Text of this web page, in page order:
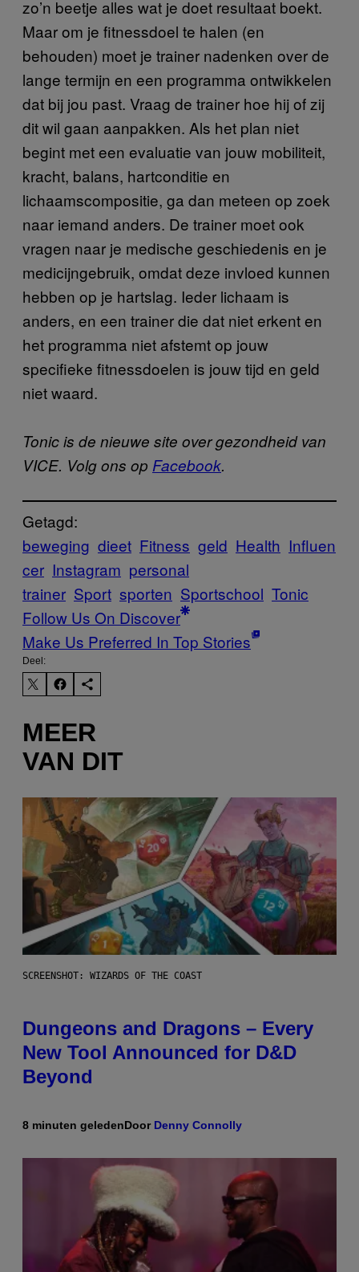
zo’n beetje alles wat je doet resultaat boekt.
Maar om je fitnessdoel te halen (en
behouden) moet je trainer nadenken over de
lange termijn en een programma ontwikkelen
dat bij jou past. Vraag de trainer hoe hij of zij
dit wil gaan aanpakken. Als het plan niet
begint met een evaluatie van jouw mobiliteit,
kracht, balans, hartconditie en
lichaamscompositie, ga dan meteen op zoek
naar iemand anders. De trainer moet ook
vragen naar je medische geschiedenis en je
medicijngebruik, omdat deze invloed kunnen
hebben op je hartslag. Ieder lichaam is
anders, en een trainer die dat niet erkent en
het programma niet afstemt op jouw
specifieke fitnessdoelen is jouw tijd en geld
niet waard.
Tonic is de nieuwe site over gezondheid van
VICE. Volg ons op Facebook.
Getagd:
beweging dieet Fitness geld Health Influen
cer Instagram personal
trainer Sport sporten Sportschool Tonic
Follow Us On Discover
Make Us Preferred In Top Stories
Deel:
MEER
VAN DIT
SCREENSHOT: WIZARDS OF THE COAST
Dungeons and Dragons – Every
New Tool Announced for D&D
Beyond
8 minuten geledenDoor Denny Connolly